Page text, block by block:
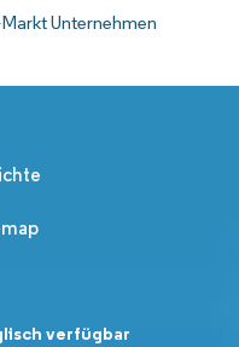
Unternehmen
verfügbar